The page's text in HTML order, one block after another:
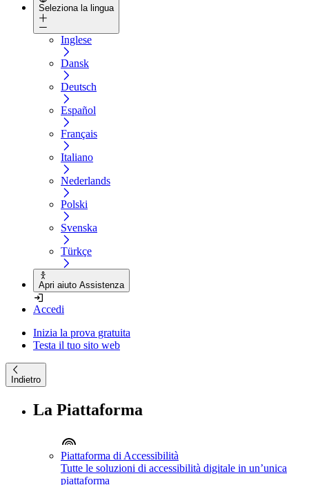
Seleziona la lingua
Inglese
Dansk
Deutsch
Español
Français
Italiano
Nederlands
Polski
Svenska
Türkçe
Apri aiuto Assistenza
Accedi
Inizia la prova gratuita
Testa il tuo sito web
Indietro
La Piattaforma
Piattaforma di Accessibilità
Tutte le soluzioni di accessibilità digitale in un’unica
piattaforma